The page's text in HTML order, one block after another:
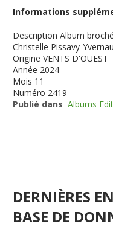
Informations
Description Album
Christelle Pissavy-
Origine VENTS D'OUEST
Année 2024
Mois 11
Numéro 2419
Publié dans Albums
DERNIÈRES
BASE DE